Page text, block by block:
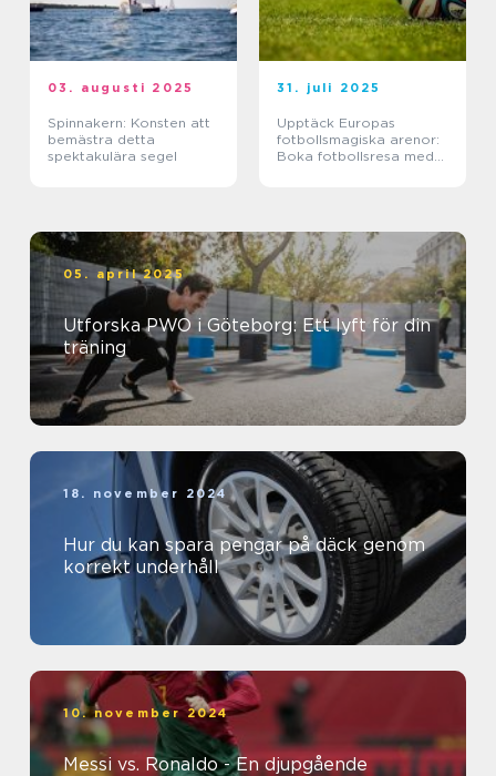
03. augusti 2025
Spinnakern: Konsten att
bemästra detta
spektakulära segel
31. juli 2025
Upptäck Europas
fotbollsmagiska arenor:
Boka fotbollsresa med
05. april 2025
Utforska PWO i Göteborg: Ett lyft för din
träning
18. november 2024
Hur du kan spara pengar på däck genom
korrekt underhåll
10. november 2024
Messi vs. Ronaldo - En djupgående